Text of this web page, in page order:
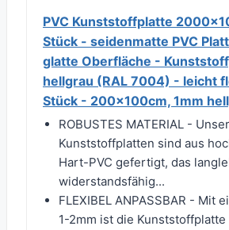
PVC Kunststoffplatte
Stück - seidenmatte PVC
glatte Oberfläche -
hellgrau (RAL 7004) - leicht
Stück - 200x100cm, 1mm
ROBUSTES MATERIAL -
Kunststoffplatten sind aus
Hart-PVC gefertigt, das
widerstandsfähig...
FLEXIBEL ANPASSBAR - Mit
1-2mm ist die